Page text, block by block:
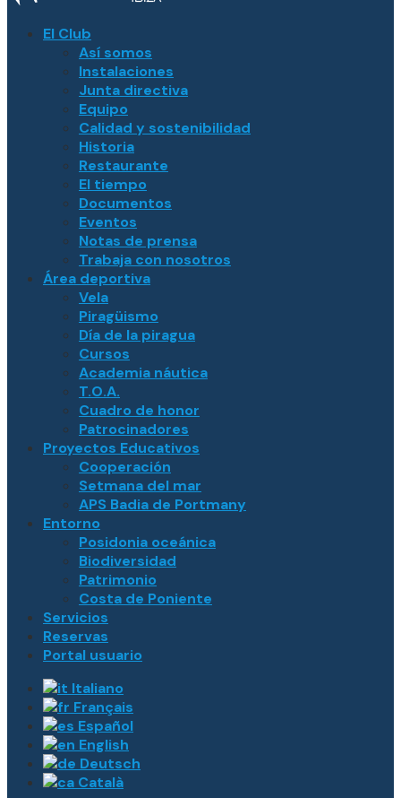
El Club
Así somos
Instalaciones
Junta directiva
Equipo
Calidad y sostenibilidad
Historia
Restaurante
El tiempo
Documentos
Eventos
Notas de prensa
Trabaja con nosotros
Área deportiva
Vela
Piragüismo
Día de la piragua
Cursos
Academia náutica
T.O.A.
Cuadro de honor
Patrocinadores
Proyectos Educativos
Cooperación
Setmana del mar
APS Badia de Portmany
Entorno
Posidonia oceánica
Biodiversidad
Patrimonio
Costa de Poniente
Servicios
Reservas
Portal usuario
Italiano
Français
Español
English
Deutsch
Català